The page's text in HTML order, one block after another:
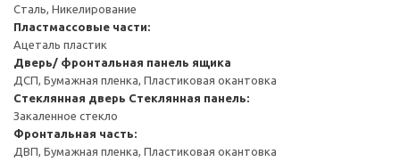
Сталь, Никелирование
Пластмассовые части:
Ацеталь пластик
Дверь/ фронтальная панель ящика
ДСП, Бумажная пленка, Пластиковая окантовка
Стеклянная дверь Стеклянная панель:
Закаленное стекло
Фронтальная часть:
ДВП, Бумажная пленка, Пластиковая окантовка